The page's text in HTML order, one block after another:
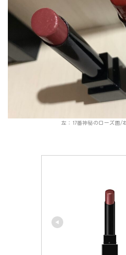
左：17番神秘のローズ園/右